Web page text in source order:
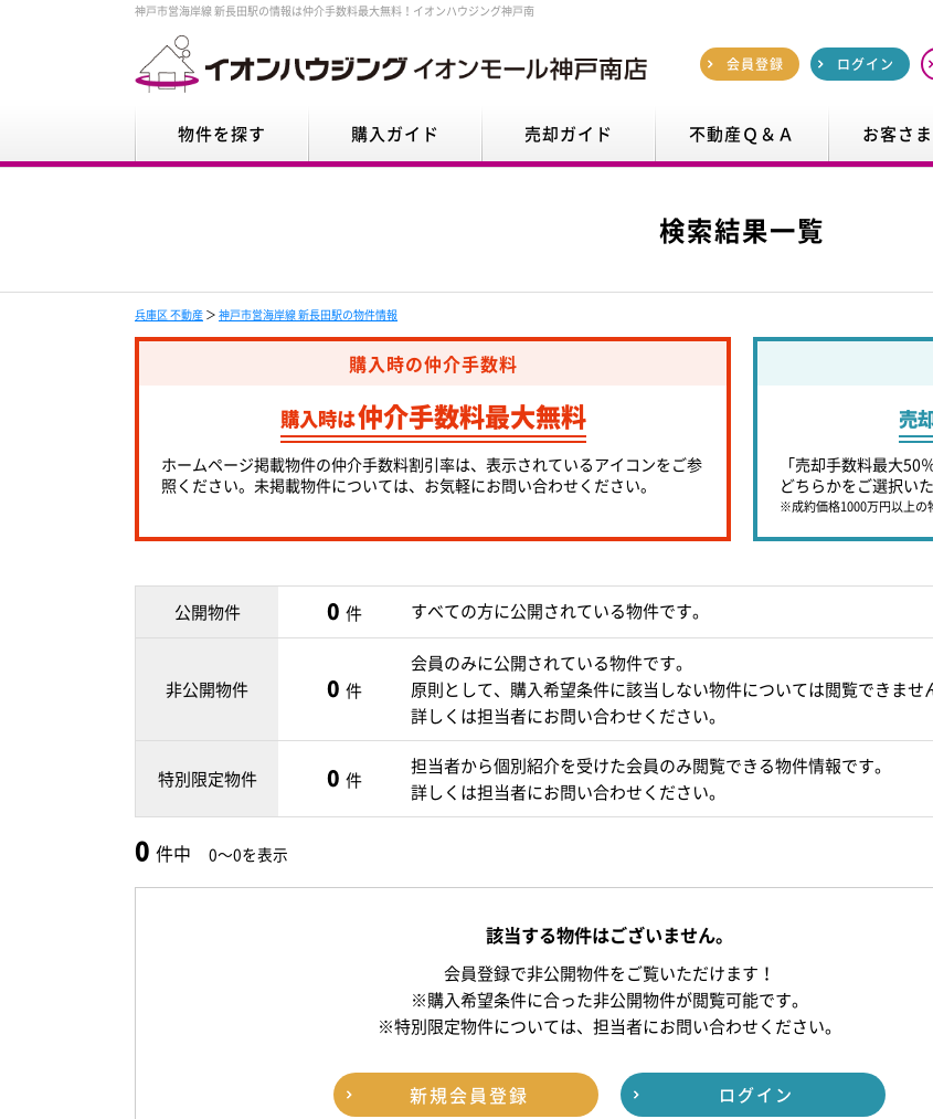
神戸市営海岸線 新長田駅の情報は仲介手数料最大無料！イオンハウジング神戸南
会員登録 ログイン
物件を探す 購入ガイド 売却ガイド 不動産Ｑ＆Ａ お客さ
検索結果一覧
兵庫区 不動産 ＞ 神戸市営海岸線 新長田駅の物件情報
購入時の仲介手数料
購入時は仲介手数料最大無料
ホームページ掲載物件の仲介手数料割引率は、表示されているアイコンをご参
照ください。未掲載物件については、お気軽にお問い合わせください。
売
「売却手数料最大
どちらかをご選択い
※成約価格1000万円以上の
公開物件 0 件 すべての方に公開されている物件です。
非公開物件 0 件
会員のみに公開されている物件です。
原則として、購入希望条件に該当しない物件については閲覧できませ
詳しくは担当者にお問い合わせください。
特別限定物件 0 件
担当者から個別紹介を受けた会員のみ閲覧できる物件情報です。
詳しくは担当者にお問い合わせください。
0 件中 0～0を表示
該当する物件はございません。
会員登録で非公開物件をご覧いただけます！
※購入希望条件に合った非公開物件が閲覧可能です。
※特別限定物件については、担当者にお問い合わせください。
新規会員登録 ログイン